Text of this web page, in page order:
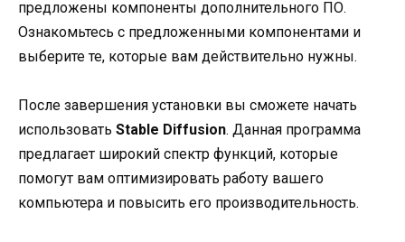
предложены компоненты дополнительного ПО.
Ознакомьтесь с предложенными компонентами и
выберите те, которые вам действительно нужны.
После завершения установки вы сможете начать
использовать Stable Diffusion. Данная программа
предлагает широкий спектр функций, которые
помогут вам оптимизировать работу вашего
компьютера и повысить его производительность.